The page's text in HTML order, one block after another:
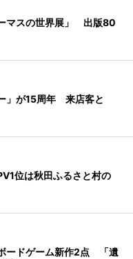
マスの世界展」 出版80
」が15周年 来店客と
位は秋田ふるさと村の
ードゲーム新作2点 「遺